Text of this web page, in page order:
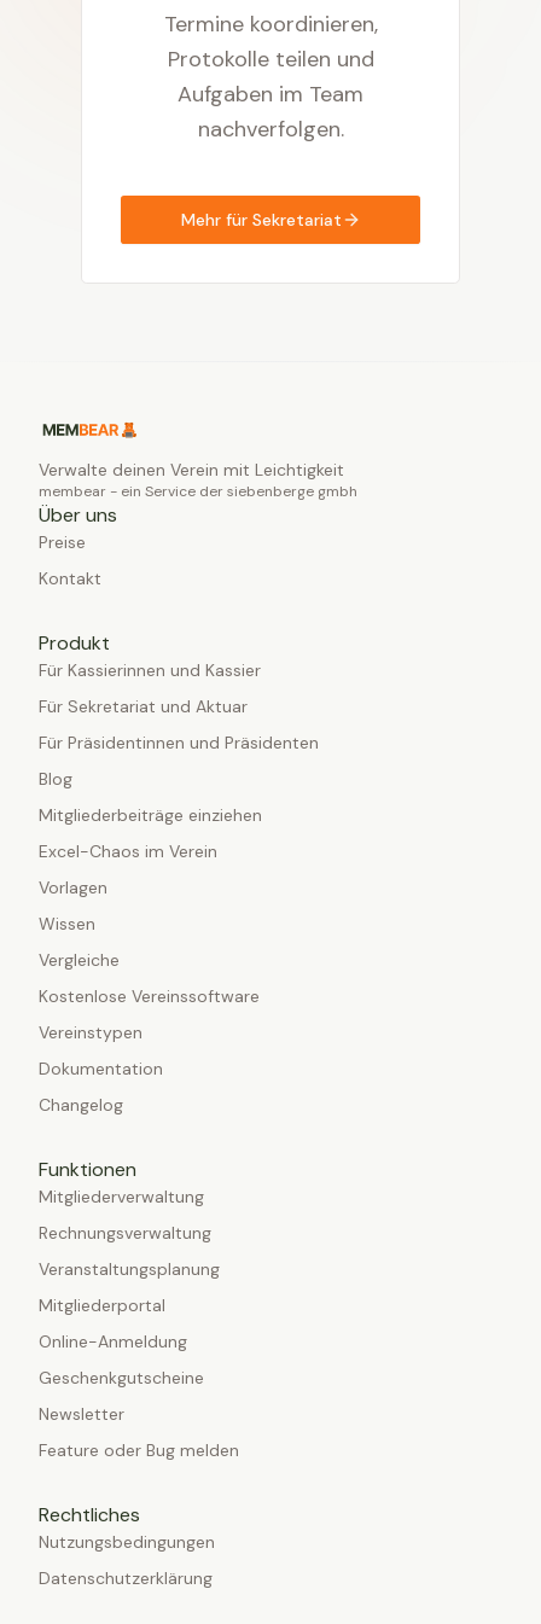
Termine koordinieren,
Protokolle teilen und
Aufgaben im Team
nachverfolgen.
Mehr für Sekretariat
Verwalte deinen Verein mit Leichtigkeit
membear - ein Service der siebenberge gmbh
Über uns
Preise
Kontakt
Produkt
Für Kassierinnen und Kassier
Für Sekretariat und Aktuar
Für Präsidentinnen und Präsidenten
Blog
Mitgliederbeiträge einziehen
Excel-Chaos im Verein
Vorlagen
Wissen
Vergleiche
Kostenlose Vereinssoftware
Vereinstypen
Dokumentation
Changelog
Funktionen
Mitgliederverwaltung
Rechnungsverwaltung
Veranstaltungsplanung
Mitgliederportal
Online-Anmeldung
Geschenkgutscheine
Newsletter
Feature oder Bug melden
Rechtliches
Nutzungsbedingungen
Datenschutzerklärung